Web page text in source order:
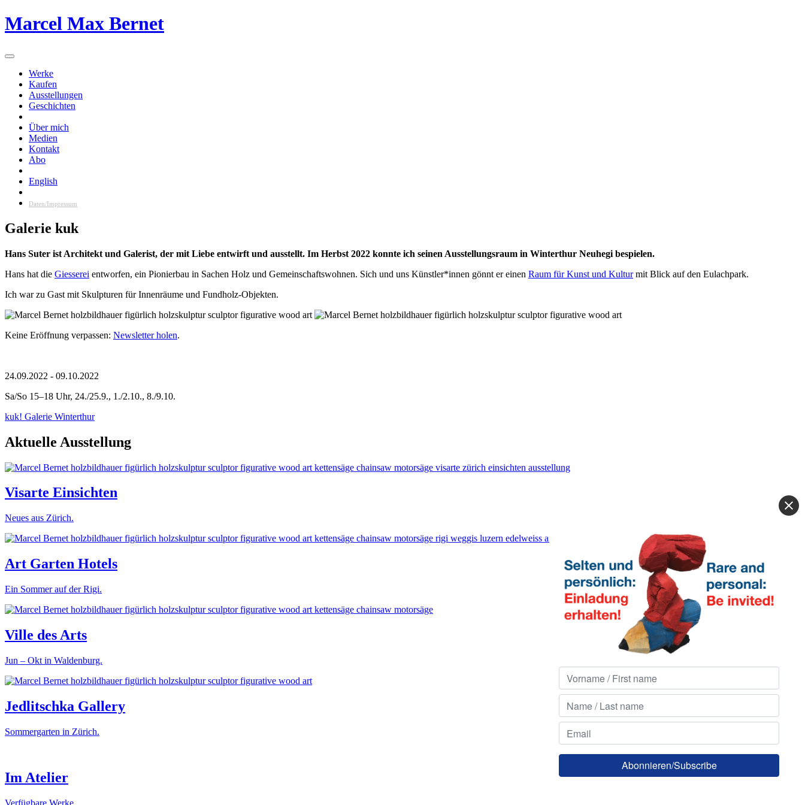
Skip
to
Marcel Max Bernet
Werke
Kaufen
Ausstellungen
Geschichten
Über mich
Medien
Kontakt
Abo
English
Daten/Impressum
Galerie kuk
Hans Suter ist Architekt und Galerist, der mit Liebe entwirft und ausstellt. Im Herbst 2022 konnte ich seinen Ausstellungsraum in Winterthur Neuhegi bespielen.
Hans hat die Giesserei entworfen, ein Pionierbau in Sachen Holz und Gemeinschaftswohnen. Sich und uns Künstler*innen gönnt er einen Raum für Kunst und Kulturmit Blick auf den Eulachpark.
Ich war zu Gast mit Skulpturen für Innenräume und Fundholz-Objekten.
Keine Eröffnung verpassen: Newsletter holen.
24.09.2022 - 09.10.2022
Sa/So 15–18 Uhr, 24./25.9., 1./2.10., 8./9.10.
kuk! Galerie Winterthur
Aktuelle Ausstellung
Visarte Einsichten
Neues aus Zürich.
Art Garten Hotels
Ein Sommer auf der Rigi.
Ville des Arts
Jun – Okt in Waldenburg.
Jedlitschka Gallery
Sommergarten in Zürich.
Im Atelier
Verfügbare Werke